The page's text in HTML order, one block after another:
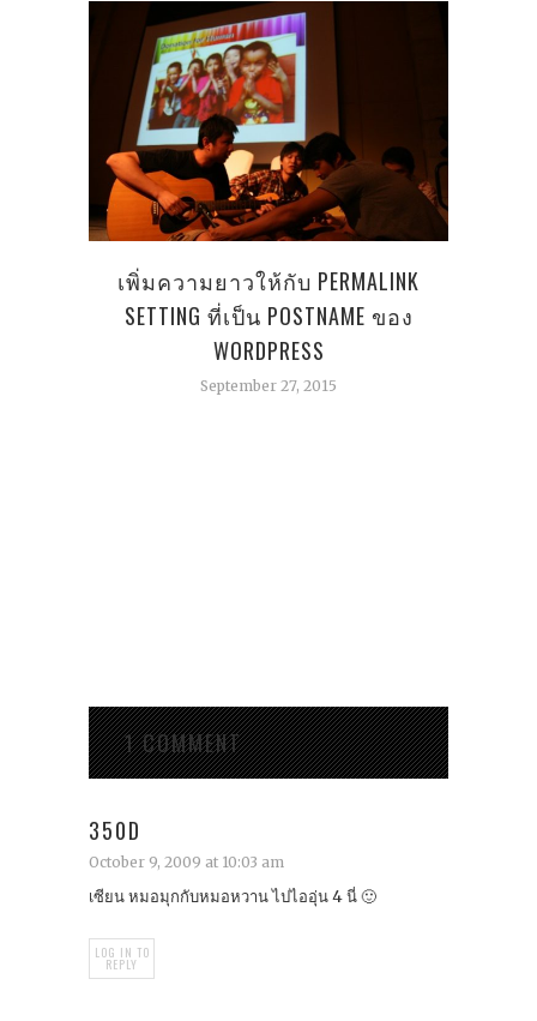
เพิ่มความยาวให้กับ PERMALINK
SETTING ที่เป็น POSTNAME ของ
WORDPRESS
September 27, 2015
1 COMMENT
350D
October 9, 2009 at 10:03 am
เซียน หมอมุกกับหมอหวาน ไปไออุ่น 4 นี่ 🙂
LOG IN TO
REPLY